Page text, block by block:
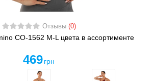
Отзывы (0)
CO-1562 M-L цвета в ассортименте
469 грн